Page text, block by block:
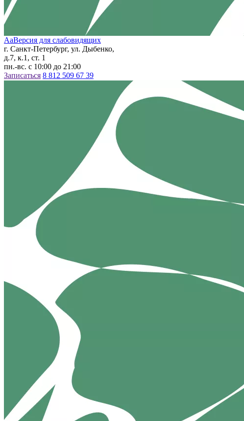
AaВерсия для слабовидящих
г. Санкт-Петербург, ул. Дыбенко,
д.7, к.1, ст. 1
пн.-вс. с 10:00 до 21:00
Записаться 8 812 509 67 39